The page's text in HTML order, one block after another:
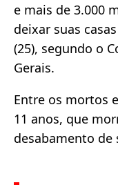
e mais de 3.000
deixar suas
(25), segundo o
Gerais.
Entre os mortos
11 anos, que
desabamento de